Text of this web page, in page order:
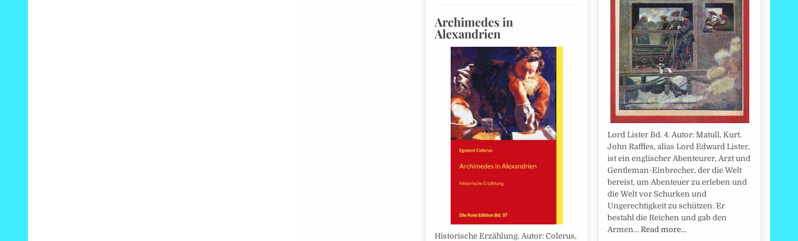
Archimedes in
Alexandrien
Historische Erzählung. Autor: Colerus,
Lord Lister Bd. 4. Autor: Matull, Kurt.
John Raffles, alias Lord Edward Lister,
ist ein englischer Abenteurer, Arzt und
Gentleman-Einbrecher, der die Welt
bereist, um Abenteuer zu erleben und
die Welt vor Schurken und
Ungerechtigkeit zu schützen. Er
bestahl die Reichen und gab den
Armen… Read more…